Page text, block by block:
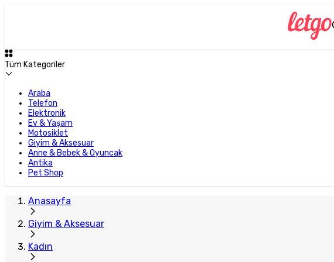
Tüm Kategoriler
Araba
Telefon
Elektronik
Ev & Yaşam
Motosiklet
Giyim & Aksesuar
Anne & Bebek & Oyuncak
Antika
Pet Shop
Anasayfa
Giyim & Aksesuar
Kadın